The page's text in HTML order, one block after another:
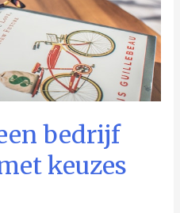
bedrijf
keuzes